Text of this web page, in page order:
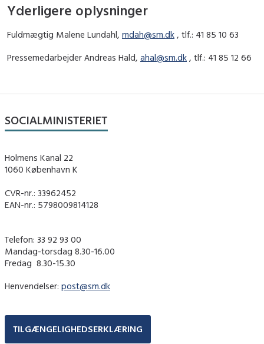
Yderligere oplysninger
Fuldmægtig Malene Lundahl, mdah@sm.dk , tlf.: 41 85 10 63
Pressemedarbejder Andreas Hald, ahal@sm.dk , tlf.: 41 85 12 66
SOCIALMINISTERIET
Holmens Kanal 22
1060 København K
CVR-nr.: 33962452
EAN-nr.: 5798009814128
Telefon: 33 92 93 00
Mandag-torsdag 8.30-16.00
Fredag ​ 8.30-15.30
Henvendelser: post@sm.dk
TILGÆNGELIGHEDSERKLÆRING